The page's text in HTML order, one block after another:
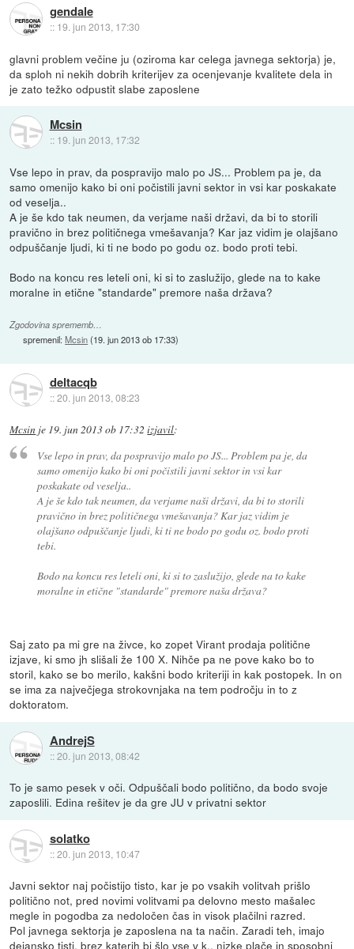
gendale
:: 19. jun 2013, 17:30
glavni problem večine ju (oziroma kar celega javnega sektorja) je,
da sploh ni nekih dobrih kriterijev za ocenjevanje kvalitete dela in
je zato težko odpustit slabe zaposlene
Mcsin
:: 19. jun 2013, 17:32
Vse lepo in prav, da pospravijo malo po JS... Problem pa je, da
samo omenijo kako bi oni počistili javni sektor in vsi kar poskakate
od veselja..
A je še kdo tak neumen, da verjame naši državi, da bi to storili
pravično in brez političnega vmešavanja? Kar jaz vidim je olajšano
odpuščanje ljudi, ki ti ne bodo po godu oz. bodo proti tebi.
Bodo na koncu res leteli oni, ki si to zaslužijo, glede na to kake
moralne in etične "standarde" premore naša država?
Zgodovina sprememb…
spremenil:Mcsin(19. jun 2013 ob 17:33)
deltacqb
::20. jun 2013, 08:23
Mcsin je 19. jun 2013 ob 17:32 izjavil:
Vse lepo in prav, da pospravijo malo po JS... Problem pa je, da
samo omenijo kako bi oni počistili javni sektor in vsi kar
poskakate od veselja..
A je še kdo tak neumen, da verjame naši državi, da bi to storili
pravično in brez političnega vmešavanja? Kar jaz vidim je
olajšano odpuščanje ljudi, ki ti ne bodo po godu oz. bodo proti
tebi.
Bodo na koncu res leteli oni, ki si to zaslužijo, glede na to kake
moralne in etične "standarde" premore naša država?
Saj zato pa mi gre na živce, ko zopet Virant prodaja politične
izjave, ki smo jh slišali že 100 X. Nihče pa ne pove kako bo to
storil, kako se bo merilo, kakšni bodo kriteriji in kak postopek. In on
se ima za največjega strokovnjaka na tem področju in to z
doktoratom.
AndrejS
::20. jun 2013, 08:42
To je samo pesek v oči. Odpuščali bodo politično, da bodo svoje
zaposlili. Edina rešitev je da gre JU v privatni sektor
solatko
::20. jun 2013, 10:47
Javni sektor naj počistijo tisto, kar je po vsakih volitvah prišlo
politično not, pred novimi volitvami pa delovno mesto mašalec
megle in pogodba za nedoločen čas in visok plačilni razred.
Pol javnega sektorja je zaposlena na ta način. Zaradi teh, imajo
dejansko tisti, brez katerih bi šlo vse v k., nizke plače in sposobni